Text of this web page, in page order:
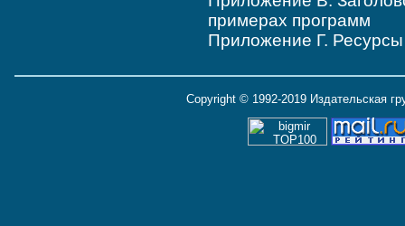
примерах программ
Приложение Г. Ресурсы
Copyright © 1992-2019 Издательская